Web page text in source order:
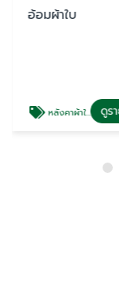
อ้อมผ้าใบ
หลังคาผ้าใบเลื่อนได้